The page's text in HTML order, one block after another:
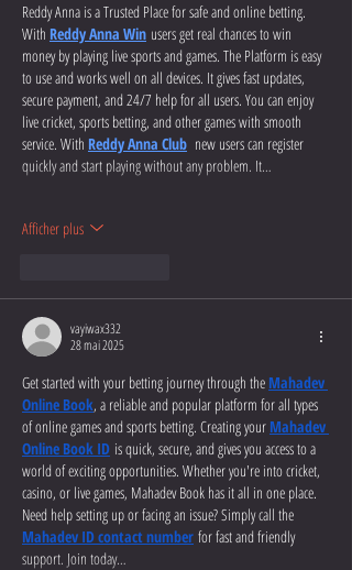
Reddy Anna is a Trusted Place for safe and online betting.
With Reddy Anna Win users get real chances to win
money by playing live sports and games. The Platform is easy
to use and works well on all devices. It gives fast updates,
secure payment, and 24/7 help for all users. You can enjoy
live cricket, sports betting, and other games with smooth
service. With Reddy Anna Club new users can register
quickly and start playing without any problem. It…
Afficher plus
vayiwax332
28 mai 2025
Get started with your betting journey through the Mahadev
Online Book, a reliable and popular platform for all types
of online games and sports betting. Creating your Mahadev
Online Book ID is quick, secure, and gives you access to a
world of exciting opportunities. Whether you're into cricket,
casino, or live games, Mahadev Book has it all in one place.
Need help setting up or facing an issue? Simply call the
Mahadev ID contact number for fast and friendly
support. Join today…